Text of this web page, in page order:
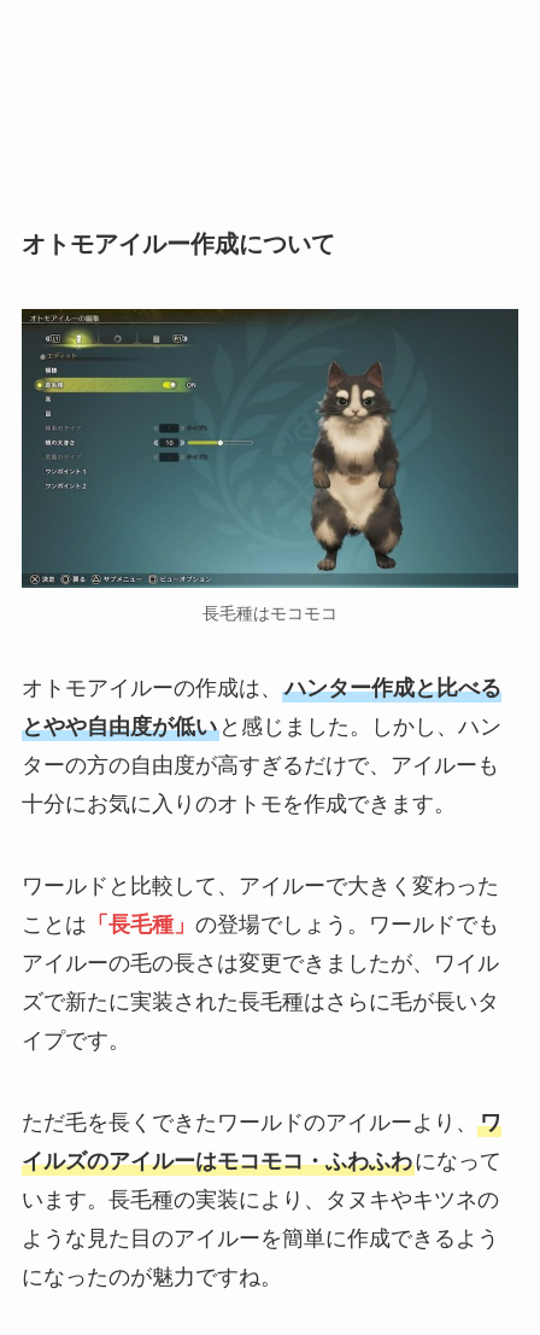
オトモアイルー作成について
長毛種はモコモコ
オトモアイルーの作成は、 ハンター作成と比べる
とやや自由度が低いと感じました。しかし、ハン
ターの方の自由度が高すぎるだけで、アイルーも
十分にお気に入りのオトモを作成できます。
ワールドと比較して、アイルーで大きく変わった
ことは 「長毛種」 の登場でしょう。ワールドでも
アイルーの毛の長さは変更できましたが、ワイル
ズで新たに実装された長毛種はさらに毛が長いタ
イプです。
ただ毛を長くできたワールドのアイルーより、 ワ
イルズのアイルーはモコモコ・ふわふわになって
います。長毛種の実装により、タヌキやキツネの
ような見た目のアイルーを簡単に作成できるよう
になったのが魅力ですね。